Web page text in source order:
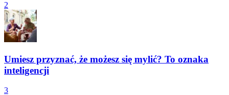
2
Umiesz przyznać, że możesz się mylić? To oznaka
inteligencji
3